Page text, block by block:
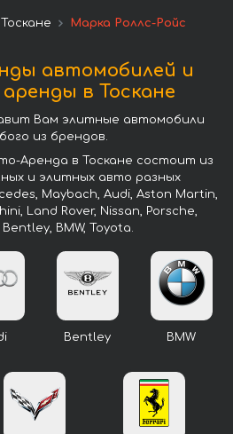
Марка Роллс-Ройс
автомобилей и
в Тоскане
Вам элитные автомобили
из брендов.
Аренда в Тоскане состоит из
и элитных авто разных
Maybach, Audi, Aston Martin,
Land Rover, Nissan, Porsche,
BMW, Toyota.
Bentley BMW